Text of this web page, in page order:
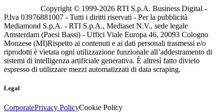
Copyright © 1999-2026 RTI S.p.A. Business Digital -
P.Iva 03976881007 - Tutti i diritti riservati - Per la pubblicità
Mediamond S.p.A. - RTI S.p.A., Mediaset N.V., sede legale
Amsterdam (Paesi Bassi) - Uffici Viale Europa 46, 20093 Cologno
Monzese (MI)Rispetto ai contenuti e ai dati personali trasmessi e/o
riprodotti è vietata ogni utilizzazione funzionale all’addestramento di
sistemi di intelligenza artificiale generativa. È altresì fatto divieto
espresso di utilizzare mezzi automatizzati di data scraping.
Legal
CorporatePrivacy PolicyCookie Policy